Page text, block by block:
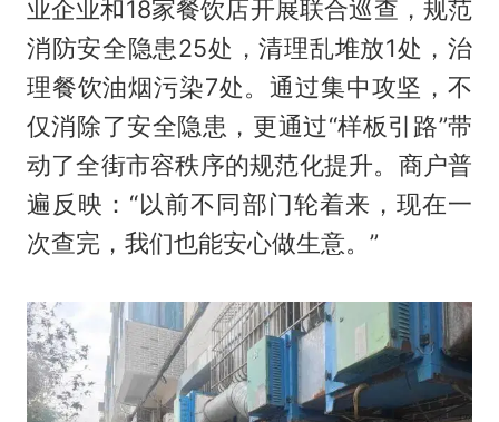
业企业和18家餐饮店开展联合巡查，规范
消防安全隐患25处，清理乱堆放1处，治
理餐饮油烟污染7处。通过集中攻坚，不
仅消除了安全隐患，更通过“样板引路”带
动了全街市容秩序的规范化提升。商户普
遍反映：“以前不同部门轮着来，现在一
次查完，我们也能安心做生意。”